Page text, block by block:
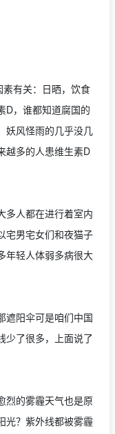
有关：日晒，饮食
D，谁都知道腐国的
妖风怪雨的几乎没几
越多的人患维生素D
多人都在进行着室内
宅男宅女们和夜猫子
年轻人体弱多病很大
遮阳伞可是咱们中国
少了很多，上面说了
烈的雾霾天气也是原
光？紫外线都被雾霾